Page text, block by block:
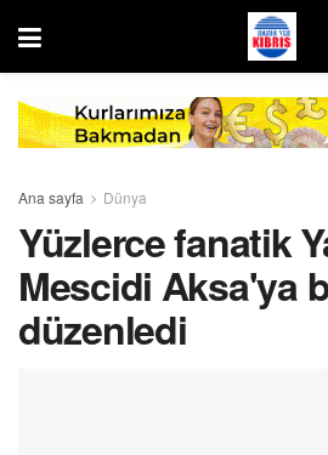
Ana sayfa Dünya
Yüzlerce fanatik
Mescidi Aksa'ya
düzenledi